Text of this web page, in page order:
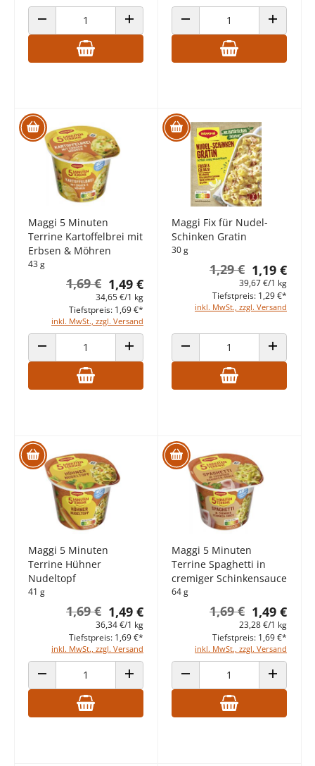
ANZAHL VERRINGERN ANZAHL ERHÖHENANZAHL VERRINGERN ANZAHL
Maggi 5 Minuten
Terrine Kartoffelbrei mit
Erbsen & Möhren
43 g
1,49 €
1,69 €
34,65 €/1 kg
inkl. MwSt., zzgl. Versand
Tiefstpreis: 1,69 €*
ANZAHL VERRINGERN ANZAHL ERHÖHEN
Maggi Fix für Nudel-
Schinken Gratin
30 g
1,19 €
1,29 €
39,67 €/1 kg
inkl. MwSt., zzgl. Versand
Tiefstpreis: 1,29 €*
ANZAHL VERRINGERN ANZAHL
Maggi 5 Minuten
Terrine Hühner
Nudeltopf
41 g
1,49 €
1,69 €
36,34 €/1 kg
inkl. MwSt., zzgl. Versand
Tiefstpreis: 1,69 €*
ANZAHL VERRINGERN ANZAHL ERHÖHEN
Maggi 5 Minuten
Terrine Spaghetti in
cremiger Schinkensauce
64 g
1,49 €
1,69 €
23,28 €/1 kg
inkl. MwSt., zzgl. Versand
Tiefstpreis: 1,69 €*
ANZAHL VERRINGERN ANZAHL